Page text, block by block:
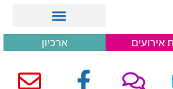
אירועים ארכיון